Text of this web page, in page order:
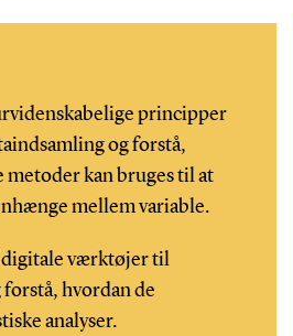
principper
og forstå,
metoder kan bruges til at
mellem variable.
digitale værktøjer til
hvordan de
analyser.